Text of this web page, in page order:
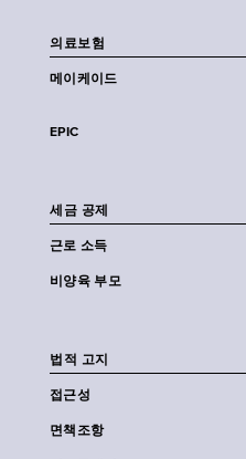
의료보험
메이케이드
EPIC
세금 공제
근로 소득
비양육 부모
법적 고지
접근성
면책조항